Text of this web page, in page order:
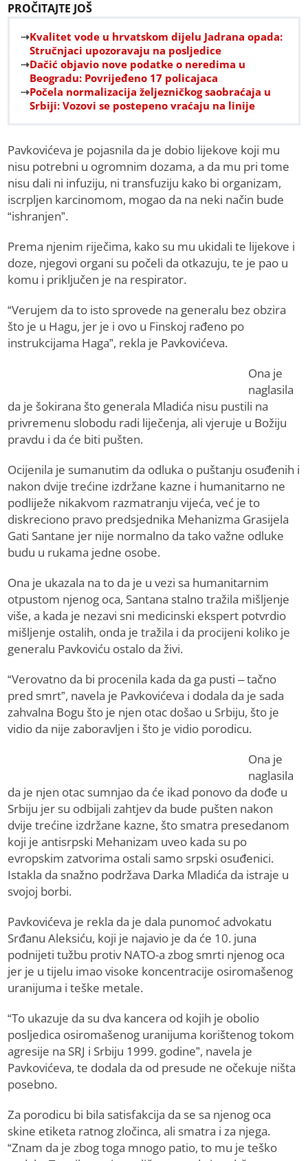
PROČITAJTE JOŠ
Kvalitet vode u hrvatskom dijelu Jadrana opada:
Stručnjaci upozoravaju na posljedice
Dačić objavio nove podatke o neredima u
Beogradu: Povrijeđeno 17 policajaca
Počela normalizacija željezničkog saobraćaja u
Srbiji: Vozovi se postepeno vraćaju na linije
Pavkovićeva je pojasnila da je dobio lijekove koji mu
nisu potrebni u ogromnim dozama, a da mu pri tome
nisu dali ni infuziju, ni transfuziju kako bi organizam,
iscrpljen karcinomom, mogao da na neki način bude
“ishranjen”.
Prema njenim riječima, kako su mu ukidali te lijekove i
doze, njegovi organi su počeli da otkazuju, te je pao u
komu i priključen je na respirator.
“Verujem da to isto sprovede na generalu bez obzira
što je u Hagu, jer je i ovo u Finskoj rađeno po
instrukcijama Haga”, rekla je Pavkovićeva.
Ona je
naglasila
da je šokirana što generala Mladića nisu pustili na
privremenu slobodu radi liječenja, ali vjeruje u Božiju
pravdu i da će biti pušten.
Ocijenila je sumanutim da odluka o puštanju osuđenih i
nakon dvije trećine izdržane kazne i humanitarno ne
podliježe nikakvom razmatranju vijeća, već je to
diskreciono pravo predsjednika Mehanizma Grasijela
Gati Santane jer nije normalno da tako važne odluke
budu u rukama jedne osobe.
Ona je ukazala na to da je u vezi sa humanitarnim
otpustom njenog oca, Santana stalno tražila mišljenje
više, a kada je nezavi sni medicinski ekspert potvrdio
mišljenje ostalih, onda je tražila i da procijeni koliko je
generalu Pavkoviću ostalo da živi.
“Verovatno da bi procenila kada da ga pusti – tačno
pred smrt”, navela je Pavkovićeva i dodala da je sada
zahvalna Bogu što je njen otac došao u Srbiju, što je
vidio da nije zaboravljen i što je vidio porodicu.
Ona je
naglasila
da je njen otac sumnjao da će ikad ponovo da dođe u
Srbiju jer su odbijali zahtjev da bude pušten nakon
dvije trećine izdržane kazne, što smatra presedanom
koji je antisrpski Mehanizam uveo kada su po
evropskim zatvorima ostali samo srpski osuđenici.
Istakla da snažno podržava Darka Mladića da istraje u
svojoj borbi.
Pavkovićeva je rekla da je dala punomoć advokatu
Srđanu Aleksiću, koji je najavio je da će 10. juna
podnijeti tužbu protiv NATO-a zbog smrti njenog oca
jer je u tijelu imao visoke koncentracije osiromašenog
uranijuma i teške metale.
“To ukazuje da su dva kancera od kojih je obolio
posljedica osiromašenog uranijuma korištenog tokom
agresije na SRJ i Srbiju 1999. godine”, navela je
Pavkovićeva, te dodala da od presude ne očekuje ništa
posebno.
Za porodicu bi bila satisfakcija da se sa njenog oca
skine etiketa ratnog zločinca, ali smatra i za njega.
“Znam da je zbog toga mnogo patio, to mu je teško